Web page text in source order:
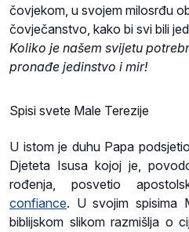
čovjekom, u svojem milosrđu
čovječanstvo, kako bi svi bili
Koliko je našem svijetu
pronađe jedinstvo i mir!
Spisi svete Male Terezije
U istom je duhu Papa
Djeteta Isusa kojoj je,
rođenja, posvetio
confiance. U svojim spisima
biblijskom slikom razmišlja o